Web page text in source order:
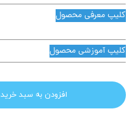
کلیپ معرفی محصول
کلیپ آموزشی محصول
افزودن به سبد خرید